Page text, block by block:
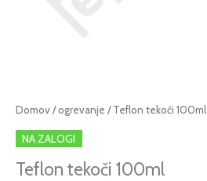
Domov/ogrevanje / Teflon tekoči 100ml
NA ZALOGI
Teflon tekoči 100ml
Teflon
tekoči
100ml
količina